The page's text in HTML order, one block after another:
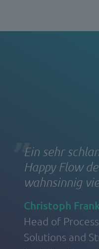
Ein sehr
Happy Flow
wahnsinnig
Christoph
Head of
Solutions and